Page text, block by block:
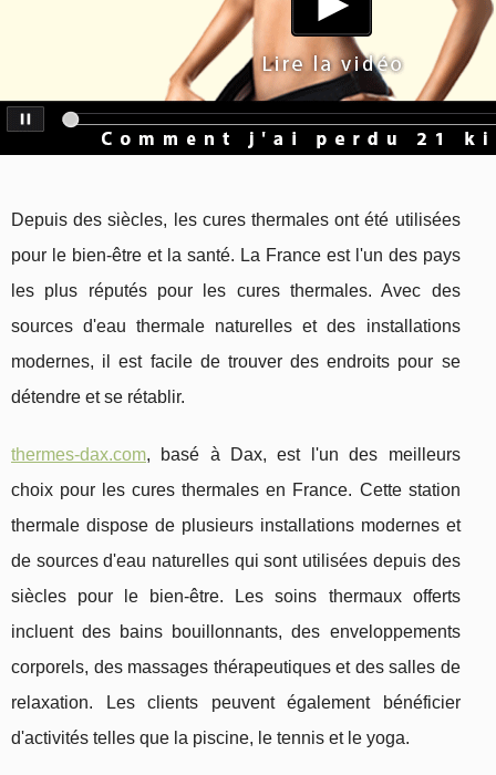
Depuis des siècles, les cures thermales ont été utilisées
pour le bien-être et la santé. La France est l'un des pays
les plus réputés pour les cures thermales. Avec des
sources d'eau thermale naturelles et des installations
modernes, il est facile de trouver des endroits pour se
détendre et se rétablir.
thermes-dax.com, basé à Dax, est l'un des meilleurs
choix pour les cures thermales en France. Cette station
thermale dispose de plusieurs installations modernes et
de sources d'eau naturelles qui sont utilisées depuis des
siècles pour le bien-être. Les soins thermaux offerts
incluent des bains bouillonnants, des enveloppements
corporels, des massages thérapeutiques et des salles de
relaxation. Les clients peuvent également bénéficier
d'activités telles que la piscine, le tennis et le yoga.